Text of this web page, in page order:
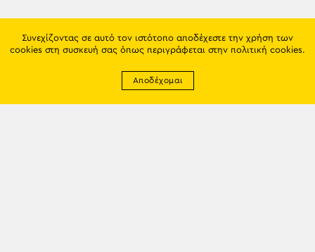
Συνεχίζοντας σε αυτό τον ιστότοπο αποδέχεστε την χρήση των
cookies στη συσκευή σας όπως περιγράφεται στην πολιτική cookies.
Αποδέχομαι